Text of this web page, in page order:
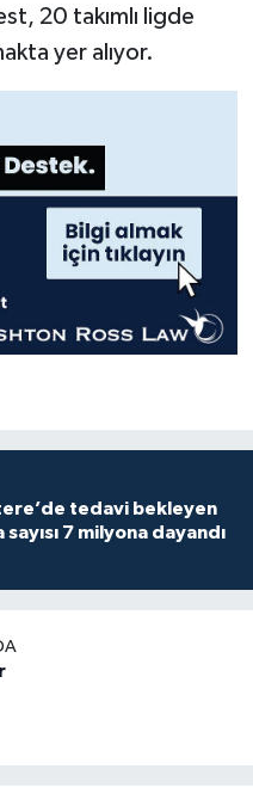
20 takımlı ligde
yer alıyor.
tedavi bekleyen
sayısı 7 milyona dayandı